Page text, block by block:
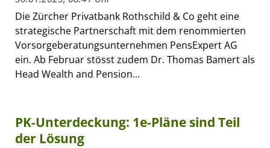
Die Zürcher Privatbank Rothschild & Co geht eine
strategische Partnerschaft mit dem renommierten
Vorsorgeberatungsunternehmen PensExpert AG
ein. Ab Februar stösst zudem Dr. Thomas Bamert als
Head Wealth and Pension...
PK-Unterdeckung: 1e-Pläne sind Teil
der Lösung